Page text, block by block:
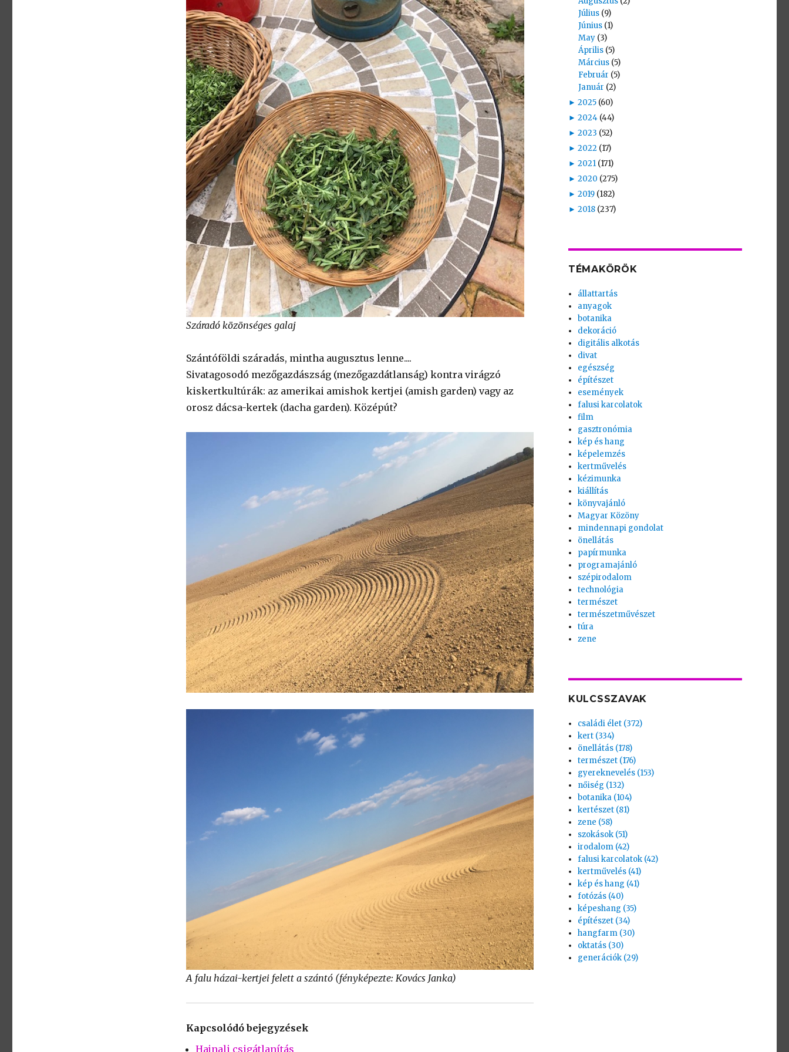
Száradó közönséges galaj
Szántóföldi száradás, mintha augusztus lenne....
Sivatagosodó mezőgazdászság (mezőgazdátlanság) kontra virágzó
kiskertkultúrák: az amerikai amishok kertjei (amish garden) vagy az
orosz dácsa-kertek (dacha garden). Középút?
A falu házai-kertjei felett a szántó (fényképezte: Kovács Janka)
Kapcsolódó bejegyzések
Hajnali csigátlanítás
Július (9)
Június (1)
May (3)
Április (5)
Március (5)
Február (5)
Január (2)
► 2025 (60)
► 2024 (44)
► 2023 (52)
► 2022 (17)
► 2021 (171)
► 2020 (275)
► 2019 (182)
► 2018 (237)
TÉMAKÖRÖK
állattartás
anyagok
botanika
dekoráció
digitális alkotás
divat
egészség
építészet
események
falusi karcolatok
film
gasztronómia
kép és hang
képelemzés
kertművelés
kézimunka
kiállítás
könyvajánló
Magyar Közöny
mindennapi gondolat
önellátás
papírmunka
programajánló
szépirodalom
technológia
természet
természetművészet
túra
zene
KULCSSZAVAK
családi élet (372)
kert (334)
önellátás (178)
természet (176)
gyereknevelés (153)
nőiség (132)
botanika (104)
kertészet (81)
zene (58)
szokások (51)
irodalom (42)
falusi karcolatok (42)
kertművelés (41)
kép és hang (41)
fotózás (40)
képeshang (35)
építészet (34)
hangfarm (30)
oktatás (30)
generációk (29)